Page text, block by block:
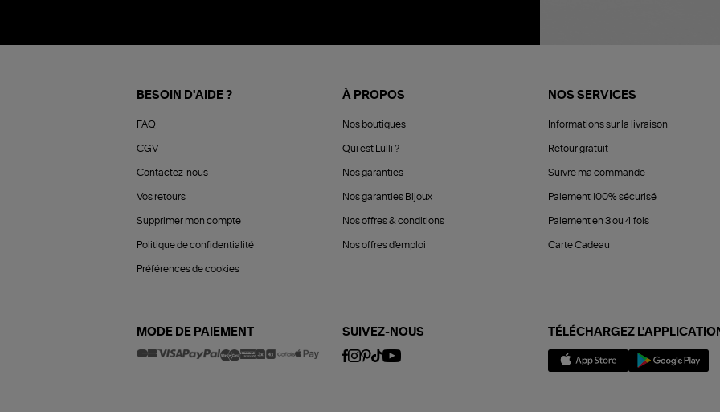
BESOIN D'AIDE ?
FAQ
CGV
Contactez-nous
Vos retours
Supprimer mon compte
Politique de confidentialité
Préférences de cookies
À PROPOS
Nos boutiques
Qui est Lulli ?
Nos garanties
Nos garanties Bijoux
Nos offres & conditions
Nos offres d'emploi
NOS SERVICES
Informations sur la livraison
Retour gratuit
Suivre ma commande
Paiement 100% sécurisé
Paiement en 3 ou 4 fois
Carte Cadeau
MODE DE PAIEMENT SUIVEZ-NOUS TÉLÉCHARGEZ